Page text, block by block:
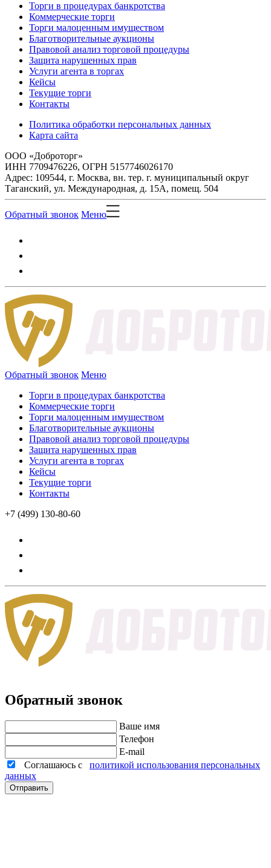
Торги в процедурах банкротства
Коммерческие торги
Торги малоценным имуществом
Благотворительные аукционы
Правовой анализ торговой процедуры
Защита нарушенных прав
Услуги агента в торгах
Кейсы
Текущие торги
Контакты
Политика обработки персональных данных
Карта сайта
ООО «Доброторг»
ИНН 7709476226, ОГРН 5157746026170
Адрес: 109544, г. Москва, вн. тер. г. муниципальный округ
Таганский, ул. Международная, д. 15А, помещ. 504
Обратный звонок Меню
Обратный звонок Меню
Торги в процедурах банкротства
Коммерческие торги
Торги малоценным имуществом
Благотворительные аукционы
Правовой анализ торговой процедуры
Защита нарушенных прав
Услуги агента в торгах
Кейсы
Текущие торги
Контакты
+7 (499) 130-80-60
Обратный звонок
Ваше имя
Телефон
E-mail
Соглашаюсь с политикой использования персональных
данных
Отправить